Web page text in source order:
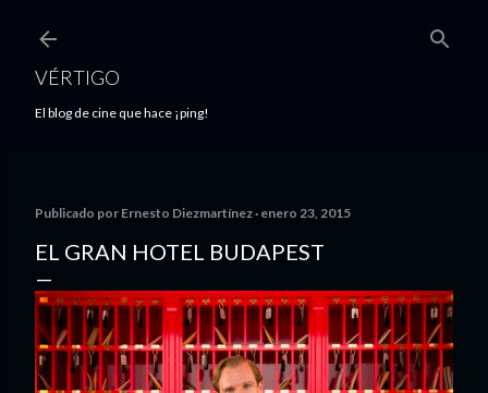
VÉRTIGO
El blog de cine que hace ¡ping!
Publicado por Ernesto Diezmartínez enero 23, 2015
EL GRAN HOTEL BUDAPEST